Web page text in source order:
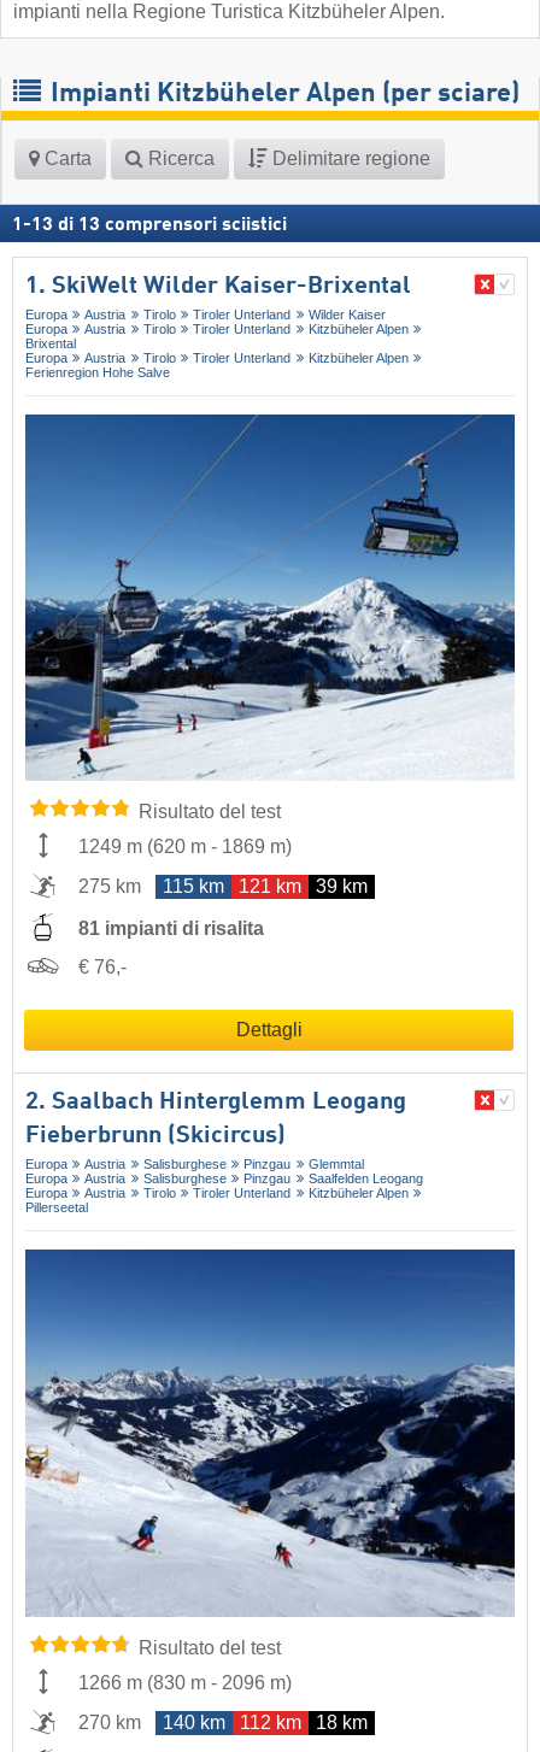
impianti nella Regione Turistica Kitzbüheler Alpen.
Impianti Kitzbüheler Alpen (per sciare)
Carta Ricerca Delimitare regione
1 -13 di 13 comprensori sciistici
1. SkiWelt Wilder Kaiser-Brixental
Europa Austria Tirolo Tiroler Unterland
Wilder Kaiser
Europa
Austria Tirolo Tiroler Unterland
Kitzbüheler Alpen
Brixental
Europa
Austria Tirolo Tiroler Unterland
Kitzbüheler Alpen
Ferienregion Hohe Salve
Risultato del test
1249 m (620 m - 1869 m)
275 km
115 km 121 km 39 km
81 impianti di risalita
€ 76,-
Dettagli
2. Saalbach Hinterglemm Leogang
Fieberbrunn (Skicircus)
Europa Austria Salisburghese Pinzgau
Glemmtal
Europa
Austria Salisburghese Pinzgau
Saalfelden Leogang
Europa
Austria Tirolo Tiroler Unterland
Kitzbüheler Alpen
Pillerseetal
Risultato del test
1266 m (830 m - 2096 m)
270 km
140 km 112 km 18 km